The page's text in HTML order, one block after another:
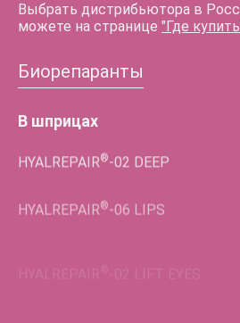
Выбрать дистрибьютора в
можете на странице "Где
Биорепаранты
В шприцах
HYALREPAIR® -02 DEEP